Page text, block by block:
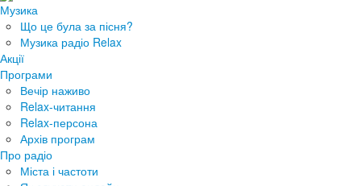
Музика
Що це була за пісня?
Музика радіо Relax
Акції
Програми
Вечір наживо
Relax-читання
Relax-персона
Архів програм
Про радіо
Міста і частоти